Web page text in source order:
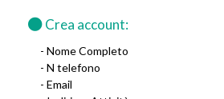
Crea account:
- Nome Completo
- N telefono
- Email